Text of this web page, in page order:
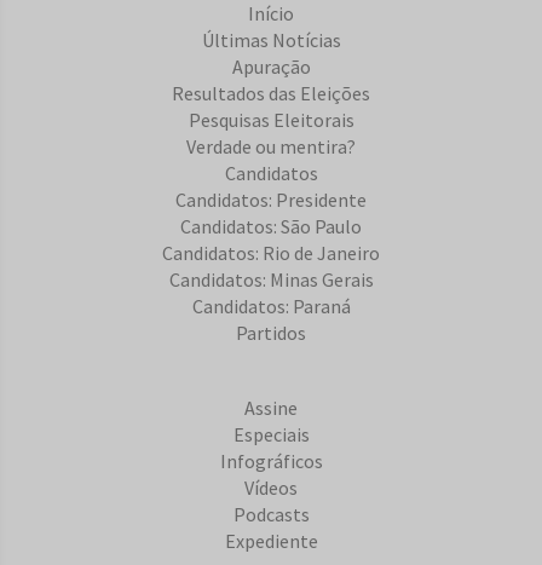
Início
Últimas Notícias
Apuração
Resultados das Eleições
Pesquisas Eleitorais
Verdade ou mentira?
Candidatos
Candidatos: Presidente
Candidatos: São Paulo
Candidatos: Rio de Janeiro
Candidatos: Minas Gerais
Candidatos: Paraná
Partidos
Assine
Especiais
Infográficos
Vídeos
Podcasts
Expediente